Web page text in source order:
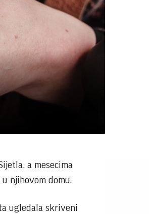
a mesecima
njihovom domu.
ugledala skriveni